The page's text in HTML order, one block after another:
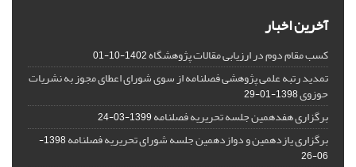
آخرین اخبار
کسب مقام دوم در ارزیابی مقالات پژوهشگاه1402-10-01
تمدید رتبه علمی پژوهشی فصلنامه از سوی شورای اعطای مجوز به نشریات
حوزوی1398-01-29
برگزاری هفدهمین جلسه تحریریه فصلنامه1399-03-24
برگزاری یازدهمین و دوازدهمین جلسه شورای تحریریه فصلنامه
1398-
06-26